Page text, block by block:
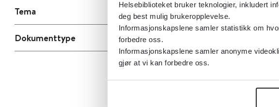
Helsebiblioteket bruker teknologier, inkludert
deg best mulig brukeropplevelse.
Informasjonskapslene samler statistikk om
forbedre oss.
Informasjonskapslene samler anonyme
gjør at vi kan forbedre oss.
Tema
Dokumenttype